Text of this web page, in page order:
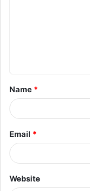
Name *
Email *
Website